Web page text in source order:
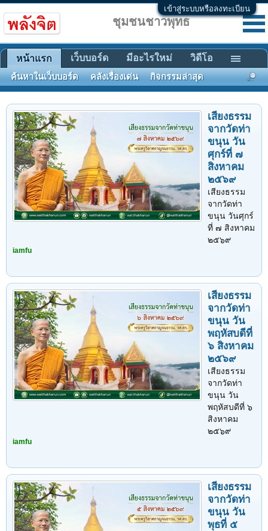
เข้าสู่ระบบหรือลงทะเบียน
เสียงธรรม
จากวัดท่า
ขนุน วัน
ศุกร์ที่ ๗
สิงหาคม
๒๕๖๙
เสียงธรรม
จากวัดท่า
ขนุน วันศุกร์
ที่ ๗ สิงหาคม
๒๕๖๙
iamfu
เสียงธรรม
จากวัดท่า
ขนุน วัน
พฤหัสบดีที่
๖ สิงหาคม
๒๕๖๙
เสียงธรรม
จากวัดท่า
ขนุน วัน
พฤหัสบดีที่ ๖
สิงหาคม
๒๕๖๙
iamfu
เสียงธรรม
จากวัดท่า
ขนุน วัน
พุธที่ ๕
ชุมชนชาวพุทธ
หน้าแรก
ค้นหาในเว็บบอร์ด คลังเรื่องเด่น กิจกรรมล่าสุด
เว็บบอร์ด มีอะไรใหม่ วิดีโอ